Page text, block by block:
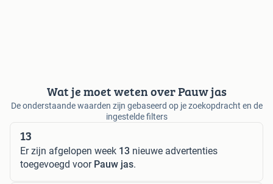
Wat je moet weten over Pauw jas
De onderstaande waarden zijn gebaseerd op je zoekopdracht en de
ingestelde filters
13
Er zijn afgelopen week 13 nieuwe advertenties
toegevoegd voor Pauw jas.